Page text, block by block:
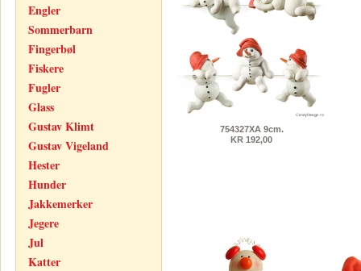
Engler
Sommerbarn
Fingerbøl
Fiskere
Fugler
Glass
Gustav Klimt
Gustav Vigeland
Hester
Hunder
Jakkemerker
Jegere
Jul
Katter
754327XA 9cm.
KR 192,00